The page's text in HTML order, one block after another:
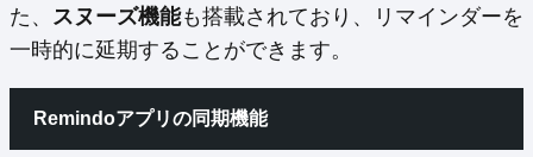
た、 スヌーズ機能も搭載されており、リマインダーを
一時的に延期することができます。
Remindoアプリの同期機能